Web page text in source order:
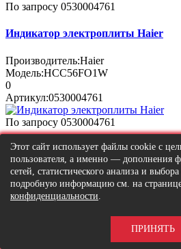
По запросу 0530004761
Индикатор электроплиты Haier
Производитель:Haier
Модель:HCC56FO1W
0
Артикул:0530004761
По запросу 0530004761
Индикатор электроплиты Haier
Производитель:Haier
Модель:HCC56CFO1C
0
Этот сайт использует файлы cookie с
пользователя, а именно — дополнения
сетей, статистического анализа и
подробную информацию см. на
конфиденциальности.
ПРИНЯТЬ